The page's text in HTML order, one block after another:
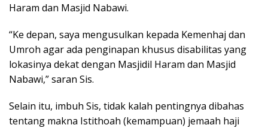
Haram dan Masjid Nabawi.
“Ke depan, saya mengusulkan kepada Kemenhaj dan
Umroh agar ada penginapan khusus disabilitas yang
lokasinya dekat dengan Masjidil Haram dan Masjid
Nabawi,” saran Sis.
Selain itu, imbuh Sis, tidak kalah pentingnya dibahas
tentang makna Istithoah (kemampuan) jemaah haji